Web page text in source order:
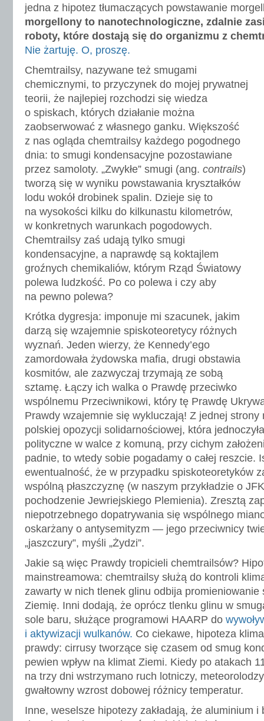
jedna z hipotez tłumaczących powstawanie
morgellony to nanotechnologiczne, zdalnie
roboty, które dostają się do organizmu z
Nie żartuję. O, proszę.
Chemtrailsy, nazywane też smugami
chemicznymi, to przyczynek do mojej prywatnej
teorii, że najlepiej rozchodzi się wiedza
o spiskach, których działanie można
zaobserwować z własnego ganku. Większość
z nas ogląda chemtrailsy każdego pogodnego
dnia: to smugi kondensacyjne pozostawiane
przez samoloty. „Zwykłe” smugi (ang. contrails)
tworzą się w wyniku powstawania kryształków
lodu wokół drobinek spalin. Dzieje się to
na wysokości kilku do kilkunastu kilometrów,
w konkretnych warunkach pogodowych.
Chemtrailsy zaś udają tylko smugi
kondensacyjne, a naprawdę są koktajlem
groźnych chemikaliów, którym Rząd Światowy
polewa ludzkość. Po co polewa i czy aby
na pewno polewa?
Krótka dygresja: imponuje mi szacunek, jakim
darzą się wzajemnie spiskoteoretycy różnych
wyznań. Jeden wierzy, że Kennedy’ego
zamordowała żydowska mafia, drugi obstawia
kosmitów, ale zazwyczaj trzymają ze sobą
sztamę. Łączy ich walka o Prawdę przeciwko
wspólnemu Przeciwnikowi, który tę Prawdę
Prawdy wzajemnie się wykluczają! Z jednej strony
polskiej opozycji solidarnościowej, która
polityczne w walce z komuną, przy cichym
padnie, to wtedy sobie pogadamy o całej reszcie.
ewentualność, że w przypadku spiskoteoretyków
wspólną płaszczyznę (w naszym przykładzie o
pochodzenie Jewriejskiego Plemienia). Zresztą
niepotrzebnego dopatrywania się wspólnego
oskarżany o antysemityzm — jego przeciwnicy
„jaszczury”, myśli „Żydzi”.
Jakie są więc Prawdy tropicieli chemtrailsów?
mainstreamowa: chemtrailsy służą do kontroli
zawarty w nich tlenek glinu odbija promieniowanie
Ziemię. Inni dodają, że oprócz tlenku glinu w
sole baru, służące programowi HAARP do
i aktywizacji wulkanów. Co ciekawe, hipoteza
prawdy: cirrusy tworzące się czasem od smug
pewien wpływ na klimat Ziemi. Kiedy po atakach
na trzy dni wstrzymano ruch lotniczy,
gwałtowny wzrost dobowej różnicy temperatur.
Inne, weselsze hipotezy zakładają, że aluminium